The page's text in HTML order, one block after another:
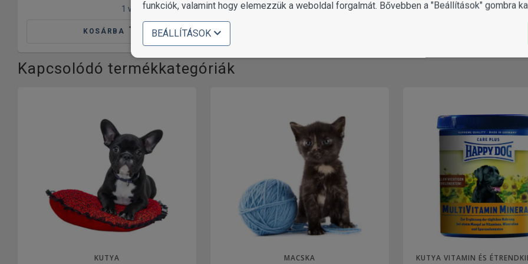
1 változat
KOSÁRBA
1 változat
Kapcsolódó termékkategóriák
KUTYA MACSKA KUTYA VITAMIN ÉS
funkciók, valamint hogy elemezzük a weboldal forgalmát. Bővebben a "Beállítások" gombra
BEÁLLÍTÁSOK